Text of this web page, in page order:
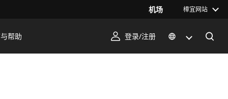
机场 樟宜网站
帮助 登录/注册